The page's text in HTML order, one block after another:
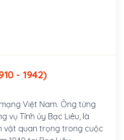
Phán (1910 - 1942)
Việt Nam. Ông từng
vụ Tỉnh ủy Bạc Liêu, là
vật quan trọng trong cuộc